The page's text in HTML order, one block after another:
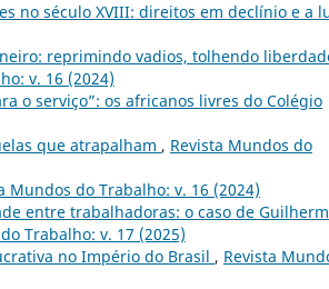
no século XVIII: direitos em declínio e a
reprimindo vadios, tolhendo
v. 16 (2024)
o serviço”: os africanos livres do Colégio
que atrapalham , Revista Mundos do
Mundos do Trabalho: v. 16 (2024)
entre trabalhadoras: o caso de
Trabalho: v. 17 (2025)
no Império do Brasil , Revista